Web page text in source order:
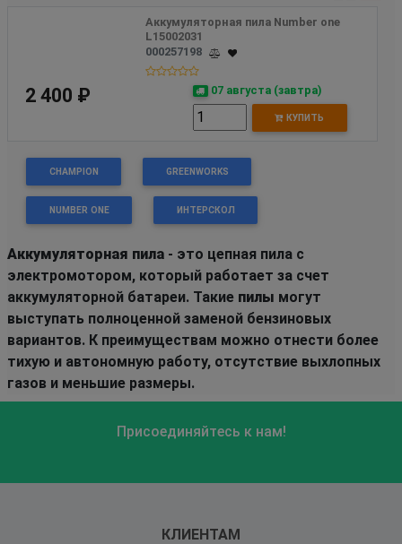
Аккумуляторная пила Number one
L15002031
000257198
2 400 ₽ 07 августа (завтра)
КУПИТЬ
CHAMPION GREENWORKS
NUMBER ONE ИНТЕРСКОЛ
Аккумуляторная пила - это цепная пила с
электромотором, который работает за счет
аккумуляторной батареи. Такие пилы могут
выступать полноценной заменой бензиновых
вариантов. К преимуществам можно отнести более
тихую и автономную работу, отсутствие выхлопных
газов и меньшие размеры.
Присоединяйтесь к нам!
КЛИЕНТАМ